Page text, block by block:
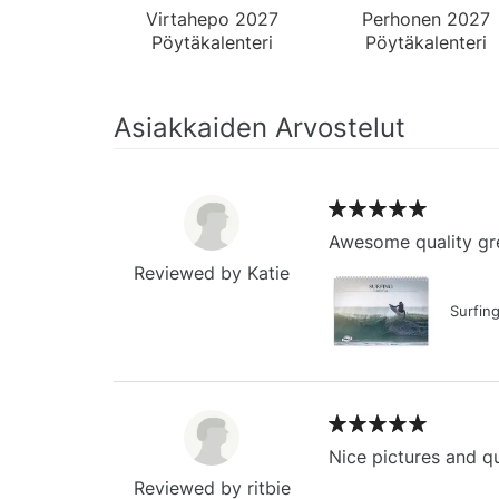
Virtahepo 2027
Pöytäkalenteri
Perhonen 2027
Pöytäkalenteri
Asiakkaiden Arvostelut
Reviewed by Katie
Awesome quality
Reviewed by ritbie
Nice pictures and